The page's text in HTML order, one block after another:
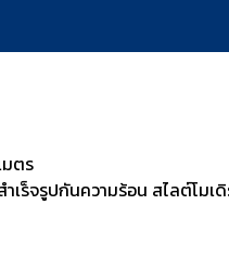
ตร
เร็จรูปกันความร้อน สไลต์โมเ